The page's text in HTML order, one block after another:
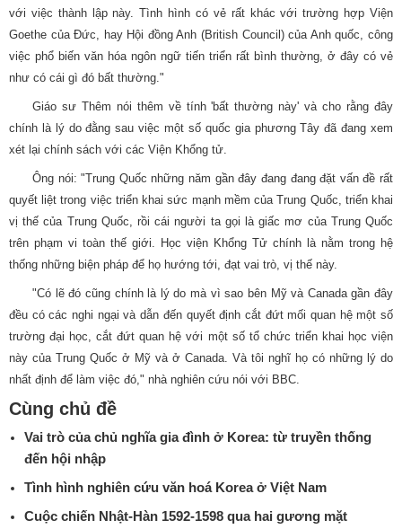
với việc thành lập này. Tình hình có vẻ rất khác với trường hợp Viện
Goethe của Đức, hay Hội đồng Anh (British Council) của Anh quốc, công
việc phổ biến văn hóa ngôn ngữ tiến triển rất bình thường, ở đây có vẻ
như có cái gì đó bất thường."
Giáo sư Thêm nói thêm về tính 'bất thường này' và cho rằng đây
chính là lý do đằng sau việc một số quốc gia phương Tây đã đang xem
xét lại chính sách với các Viện Khổng tử.
Ông nói: "Trung Quốc những năm gần đây đang đang đặt vấn đề rất
quyết liệt trong việc triển khai sức mạnh mềm của Trung Quốc, triển khai
vị thế của Trung Quốc, rồi cái người ta gọi là giấc mơ của Trung Quốc
trên phạm vi toàn thế giới. Học viện Khổng Tử chính là nằm trong hệ
thống những biện pháp để họ hướng tới, đạt vai trò, vị thế này.
"Có lẽ đó cũng chính là lý do mà vì sao bên Mỹ và Canada gần đây
đều có các nghi ngại và dẫn đến quyết định cắt đứt mối quan hệ một số
trường đại học, cắt đứt quan hệ với một số tổ chức triển khai học viện
này của Trung Quốc ở Mỹ và ở Canada. Và tôi nghĩ họ có những lý do
nhất định để làm việc đó," nhà nghiên cứu nói với BBC.
Cùng chủ đề
Vai trò của chủ nghĩa gia đình ở Korea: từ truyền thống
đến hội nhập
Tình hình nghiên cứu văn hoá Korea ở Việt Nam
Cuộc chiến Nhật-Hàn 1592-1598 qua hai gương mặt